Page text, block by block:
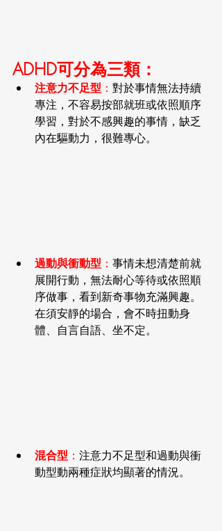
ADHD可分為三類：
注意力不足型 ： 對於事情無法持續
專注，不容易按部就班或依照順序
學習，對於不感興趣的事情，缺乏
內在驅動力，很難專心。
過動與衝動型 ： 事情未想清楚前就
展開行動，無法耐心等待或依照順
序做事，看到新奇事物充滿興趣。
在須安靜的場合，會不時扭動身
體、自言自語、坐不定。
混合型 ： 注意力不足型和過動與衝
動型動兩種症狀均顯著的情況。